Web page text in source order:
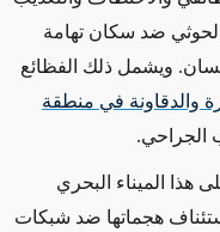
ضد سكان تهامة
ويشمل ذلك الفظائع
والدقاونة في منطقة
الجراحي.
هذا الميناء البحري
هجماتها ضد شبكات